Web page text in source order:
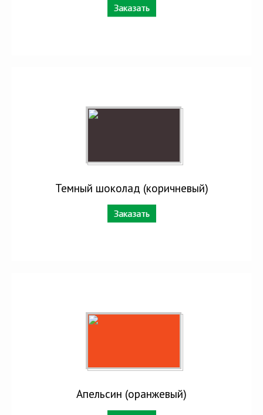
Заказать
Темный шоколад (коричневый)
Заказать
Апельсин (оранжевый)